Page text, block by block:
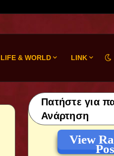
LIFE & WORLD LINK
Πατήστε για
Ανάρτηση
View